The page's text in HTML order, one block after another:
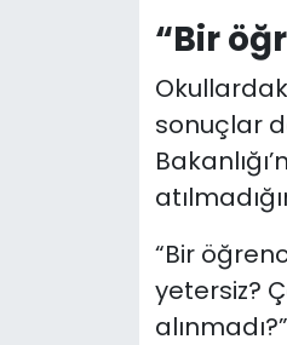
“Bir
sonuçlar
“Bir
yetersiz?
alınmadı?”